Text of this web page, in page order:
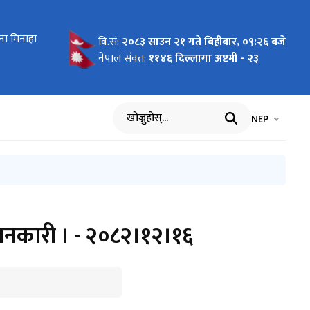
मिनाहा
वारे
सुझाव
सूचना र
डाँक
- २०८२।
ईमेल
सूचना
वारे
सुचना
पेश
वि.सं: २०८३ साउन २१ गते बिहीबार, ०९:२६ बजे
नेपाल संवत: ११४६ दिल्लागा अष्टमी - २३
खोज्नुहोस् भाषा चयन
NEP
। - २०८२।१२।१६